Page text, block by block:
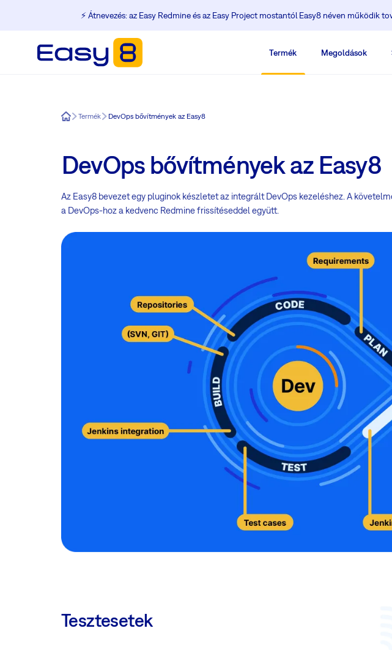
⚡️ Átnevezés: az Easy Redmine és az Easy Project mostantól Easy8 néven működik
Termék Megoldások
Easy8Termék DevOps bővítmények az Easy8
DevOps bővítmények az Easy8
Az Easy8 bevezet egy pluginok készletet az integrált DevOps kezeléshez. A
a DevOps-hoz a kedvenc Redmine frissítéseddel együtt.
Tesztesetek